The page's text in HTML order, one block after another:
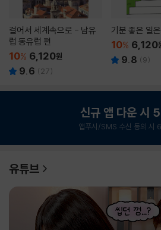
걸어서 세계속으로 - 남유
럽 동유럽 편
10% 6,120원
9.6 ( 27)
기분 좋은 일
10% 6,120
9.8 (9)
신규 앱 다운 시
앱푸시/SMS 수신 동의 시
유튜브